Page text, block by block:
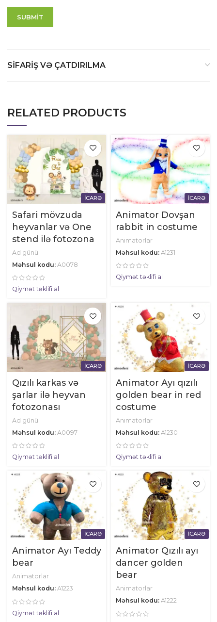
SIFARIŞ VƏ ÇATDIRILMA
RELATED PRODUCTS
İCARƏ
Safari mövzuda
heyvanlar və One
stend ilə fotozona
Ad günü
Məhsul kodu: A0078
Qiymət təklifi al
İCARƏ
Animator Dovşan
rabbit in costume
Animatorlar
Məhsul kodu: A1231
Qiymət təklifi al
İCARƏ
Qızılı karkas və
şarlar ilə heyvan
fotozonası
Ad günü
Məhsul kodu: A0097
Qiymət təklifi al
İCARƏ
Animator Ayı qızılı
golden bear in red
costume
Animatorlar
Məhsul kodu: A1230
Qiymət təklifi al
İCARƏ
Animator Ayı Teddy
bear
Animatorlar
Məhsul kodu: A1223
Qiymət təklifi al
İCARƏ
Animator Qızılı ayı
dancer golden
bear
Animatorlar
Məhsul kodu: A1222